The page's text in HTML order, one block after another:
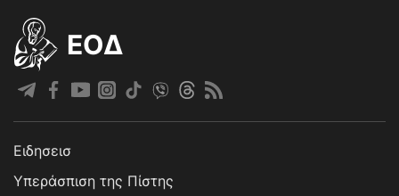
EOΔ
Ειδησεισ
Υπεράσπιση της Πίστης